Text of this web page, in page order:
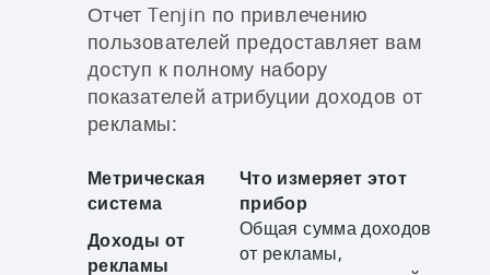
Отчет Tenjin по привлечению
пользователей предоставляет вам
доступ к полному набору
показателей атрибуции доходов от
рекламы:
Метрическая
система
Что измеряет этот
прибор
Доходы от
рекламы
Общая сумма доходов
от рекламы,